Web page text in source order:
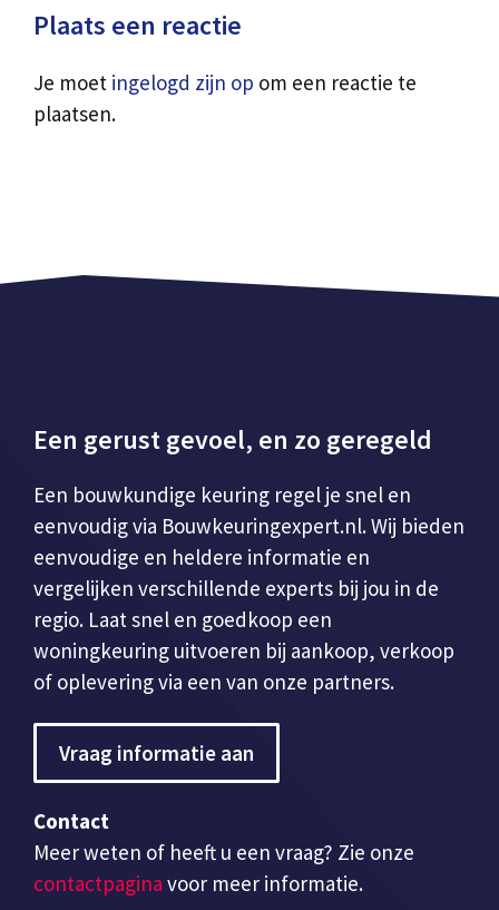
Plaats een reactie
Je moet ingelogd zijn op om een reactie te
plaatsen.
Een gerust gevoel, en zo geregeld
Een bouwkundige keuring regel je snel en
eenvoudig via Bouwkeuringexpert.nl. Wij bieden
eenvoudige en heldere informatie en
vergelijken verschillende experts bij jou in de
regio. Laat snel en goedkoop een
woningkeuring uitvoeren bij aankoop, verkoop
of oplevering via een van onze partners.
Vraag informatie aan
Contact
Meer weten of heeft u een vraag? Zie onze
contactpagina voor meer informatie.